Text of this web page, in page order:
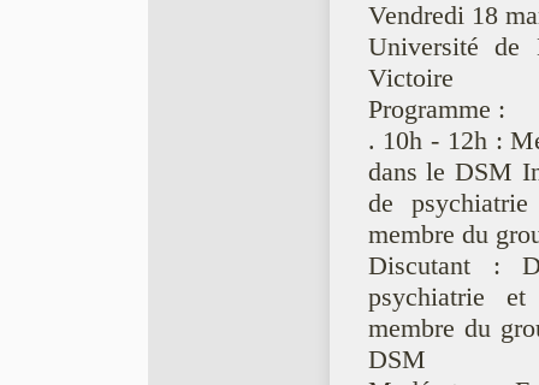
Vendredi 18
Université de
Victoire
Programme :
. 10h - 12h :
dans le DSM
de
membre du
Discutant :
psychiatrie
membre du
DSM